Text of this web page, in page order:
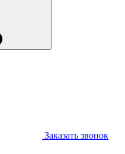
Заказать звонок